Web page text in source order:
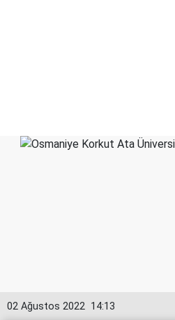
14:13
02 Ağustos 2022